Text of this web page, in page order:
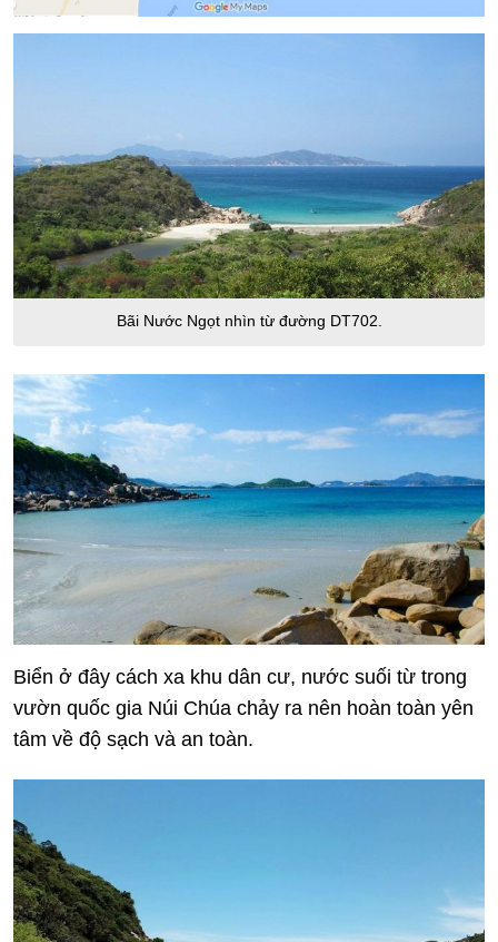
Bãi Nước Ngọt nhìn từ đường DT702.
Biển ở đây cách xa khu dân cư, nước suối từ trong
vườn quốc gia Núi Chúa chảy ra nên hoàn toàn yên
tâm về độ sạch và an toàn.